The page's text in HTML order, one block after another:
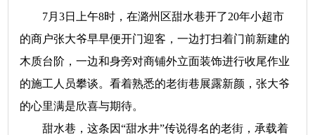
7月3日上午8时，在潞州区甜水巷开了20年小超市
的商户张大爷早早便开门迎客，一边打扫着门前新建的
木质台阶，一边和身旁对商铺外立面装饰进行收尾作业
的施工人员攀谈。看着熟悉的老街巷展露新颜，张大爷
的心里满是欣喜与期待。
甜水巷，这条因“甜水井”传说得名的老街，承载着